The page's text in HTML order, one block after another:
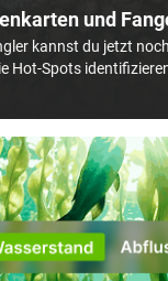
und
kannst du jetzt
Hot-Spots